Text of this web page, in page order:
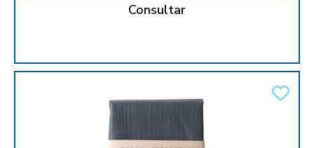
Consultar